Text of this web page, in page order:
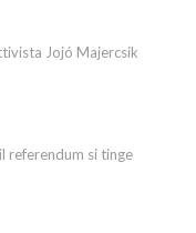
Jojó Majercsik
referendum si tinge